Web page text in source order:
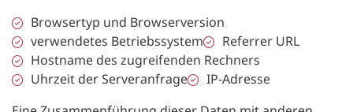
Browsertyp und Browserversion
verwendetes Betriebssystem
Referrer URL
Hostname des zugreifenden Rechners
Uhrzeit der Serveranfrage
IP-Adresse